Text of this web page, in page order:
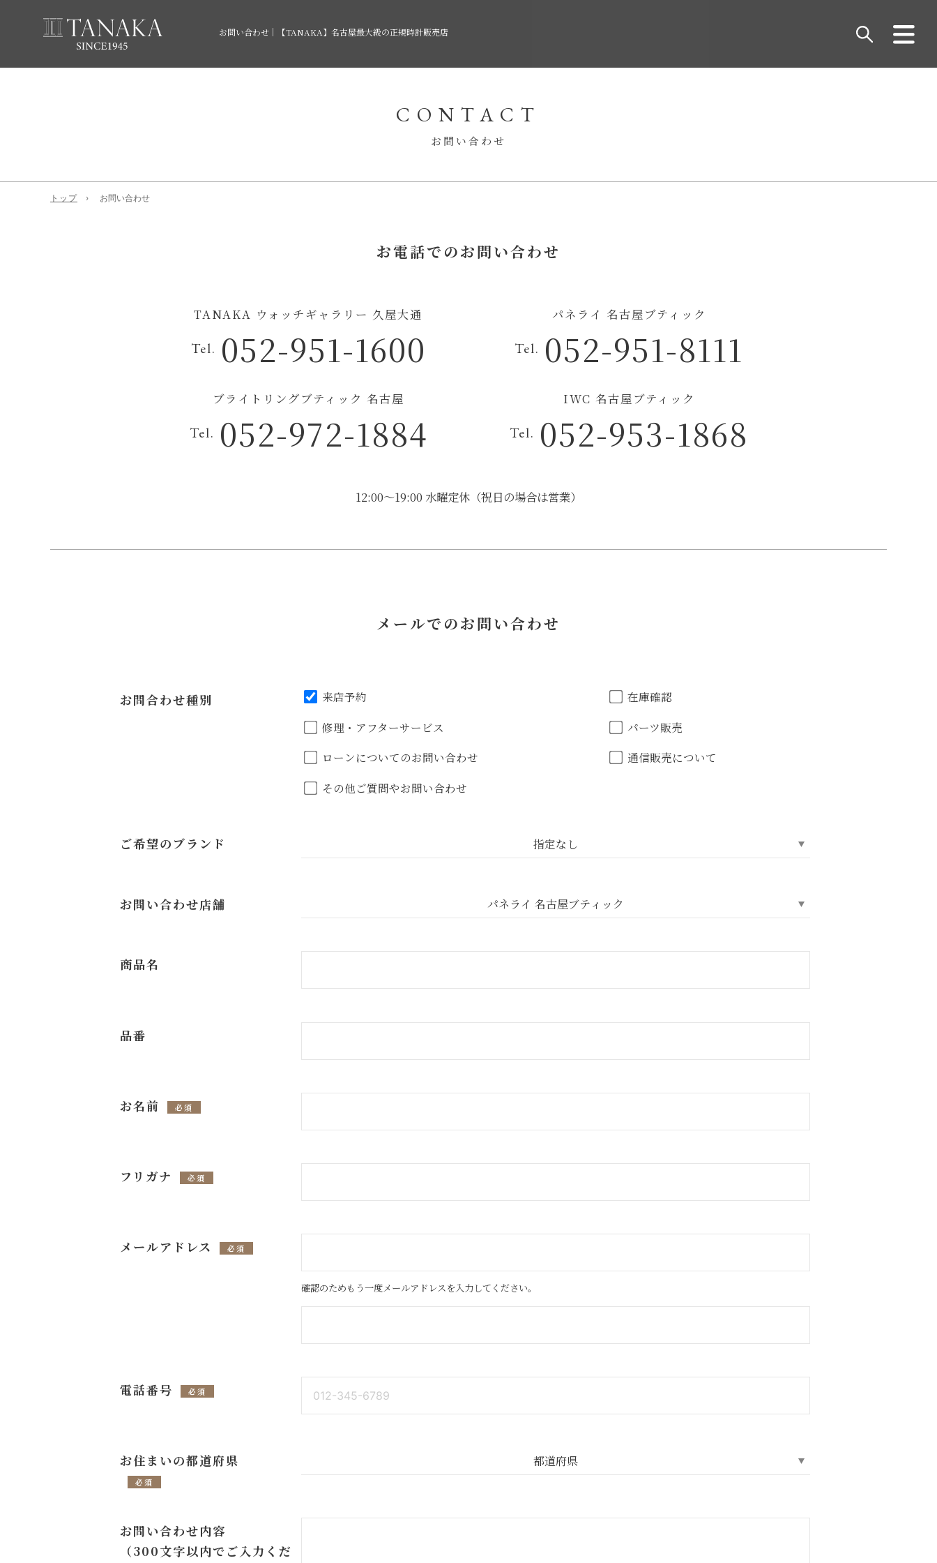
お問い合わせ｜【TANAKA】名古屋最大級の正規時計販売店
CONTACT
お問い合わせ
トップ お問い合わせ
お電話でのお問い合わせ
TANAKA ウォッチギャラリー 久屋大通
Tel. 052-951-1600
パネライ 名古屋ブティック
Tel. 052-951-8111
ブライトリングブティック 名古屋
Tel. 052-972-1884
IWC 名古屋ブティック
Tel. 052-953-1868
12:00～19:00 水曜定休（祝日の場合は営業）
メールでのお問い合わせ
お問合わせ種別 来店予約
在庫確認
修理・アフターサービス
パーツ販売
ローンについてのお問い合わせ
通信販売について
その他ご質問やお問い合わせ
ご希望のブランド
お問い合わせ店舗
商品名
品番
お名前 必須
フリガナ 必須
メールアドレス 必須
確認のためもう一度メールアドレスを入力してください。
電話番号 必須
お住まいの都道府県
必須
お問い合わせ内容
（300文字以内でご入力くだ